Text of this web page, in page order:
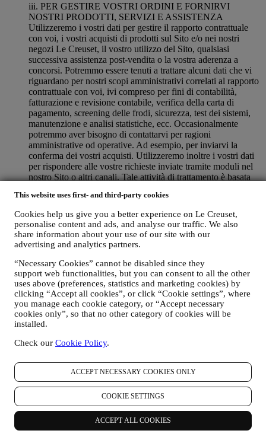
This website uses first- and third-party cookies
Cookies help us give you a better experience on Le Creuset,
personalise content and ads, and analyse our traffic. We also
share information about your use of our site with our
advertising and analytics partners.
“Necessary Cookies” cannot be disabled since they
support web functionalities, but you can consent to all the other
uses above (preferences, statistics and marketing cookies) by
clicking “Accept all cookies”, or click “Cookie settings”, where
you manage each cookie category, or “Accept necessary
cookies only”, so that no other category of cookies will be
installed.
Check our Cookie Policy.
ACCEPT NECESSARY COOKIES ONLY
COOKIE SETTINGS
ACCEPT ALL COOKIES
iii. PER GESTIRE VOSTRI ORDINI E FORNIRVI
NOSTRI PRODOTTI, SERVIZI E ASSISTENZA
Utilizzeremo i vostri dati per gestire il rapporto contrattuale
con voi, i vostri acquisti di prodotti sul Sito e/o nei nostri
negozi Le Creuset, il vostro utilizzo del Sito, qualsiasi
successiva assistenza post-vendita o la vostra aderenza a
concorsi. Potremmo essere tenuti a trattare alcuni dati che vi
riguardano per nostri scopi amministrativi correlati al rapporto
contrattuale con voi, ivi compreso per fini di contabilità,
fatturazione e revisione contabile, verifica della carta di
pagamento, screening delle frodi, sicurezza, test dei sistemi,
manutenzione e analisi statistiche, ecc. Occasionalmente
potremmo aver bisogno di contattarvi per ragioni
amministrative od operative. Ad esempio, per inviarvi la
conferma dei vostri acquisti. Utilizzeremo inoltre i vostri dati
per rispondere alle vostre richieste inviate tramite moduli nel
nostro Sito o altri canali. Tale attività di trattamento è basata
commerce.
Potremmo processare i vostri dati in base al nostro legittimo
interesse (debitamente bilanciato con i vostri diritti e libertà) di
inviarvi delle e mail di reminder (ricordo) nel caso in cui
abbiate aggiunto articoli al vostro carrello online, senza
completare l’acquisto. Nel caso in cui non finalizziate
l’acquisto entro un determinato periodo di tempo, nessuna
ulteriore comunicazione di sollecito vi verrà inviata.
iv. PER INFORMARVI RIGUARDO A NOTIZIE O
OFFERTE SUI PRODOTTI LE CREUSET
Se avete fornito il vostro consenso a tale scopo (ad esempio,
iscrivendovi alla nostra newsletter quando create un account
personalizzate e notizie riguardo a iniziative relative al mondo
affiliate e ai partner locali. Vi contatteremo principalmente via
email, SMS o social media, incluso utilizzando mezzi
automatizzati. Tali comunicazioni riguarderanno prodotti Le
Creuset o nuove aperture di negozi, eventi esclusivi, concorsi,
sondaggi, dimostrazioni organizzate da Le Creuset che
potrebbero interessarvi o offerte speciali che potreste
apprezzare, incluso sulla base di talune informazioni che sono